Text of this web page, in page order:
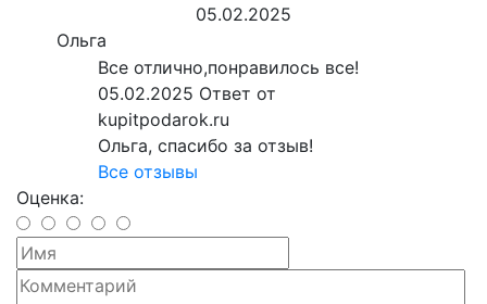
05.02.2025
Ольга
Все отлично,понравилось все!
05.02.2025 Ответ от
kupitpodarok.ru
Ольга, спасибо за отзыв!
Все отзывы
Оценка: